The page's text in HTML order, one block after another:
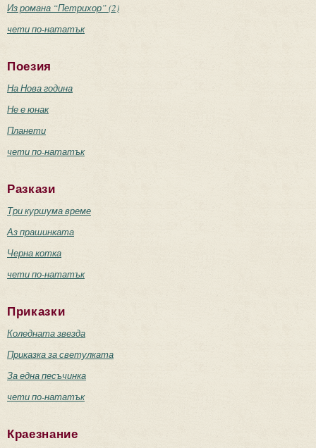
Из романа “Петрихор” (2)
чети по-нататък
Поезия
На Нова година
Не е юнак
Планети
чети по-нататък
Разкази
Три куршума време
Аз прашинката
Черна котка
чети по-нататък
Приказки
Коледната звезда
Приказка за светулката
За една песъчинка
чети по-нататък
Краезнание